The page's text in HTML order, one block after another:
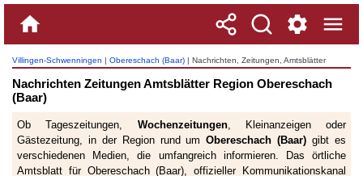
Villingen-Schwenningen | Obereschach (Baar) | Nachrichten, Zeitungen, Amtsblätter
Nachrichten Zeitungen Amtsblätter Region Obereschach
(Baar)
Ob Tageszeitungen, Wochenzeitungen, Kleinanzeigen oder
Gästezeitung, in der Region rund umObereschach (Baar) gibt es
verschiedenen Medien, die umfangreich informieren. Das örtliche
Amtsblatt für Obereschach (Baar), offizieller Kommunikationskanal